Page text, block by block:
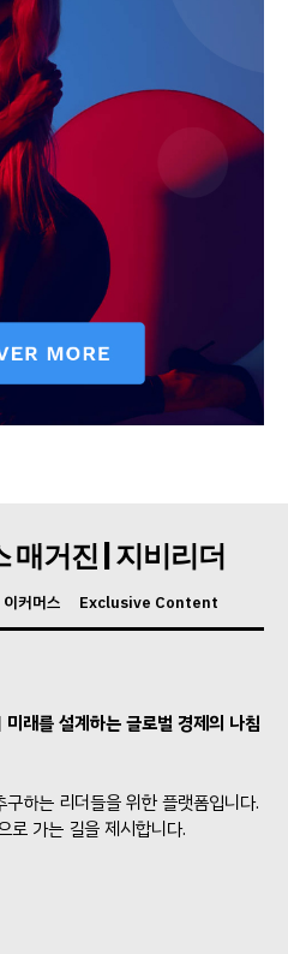
매거진 | 지비리더
이커머스 Exclusive Content
를 설계하는 글로벌 경제의 나침
하는 리더들을 위한 플랫폼입니다.
로 가는 길을 제시합니다.